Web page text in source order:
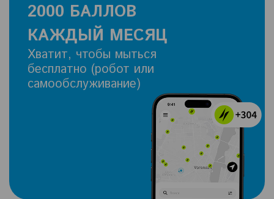
2000 БАЛЛОВ
КАЖДЫЙ МЕСЯЦ
Хватит, чтобы мыться
бесплатно (робот или
самообслуживание)